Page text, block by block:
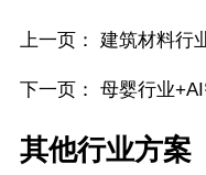
上一页： 建筑材料行
下一页： 母婴行业
其他行业方案